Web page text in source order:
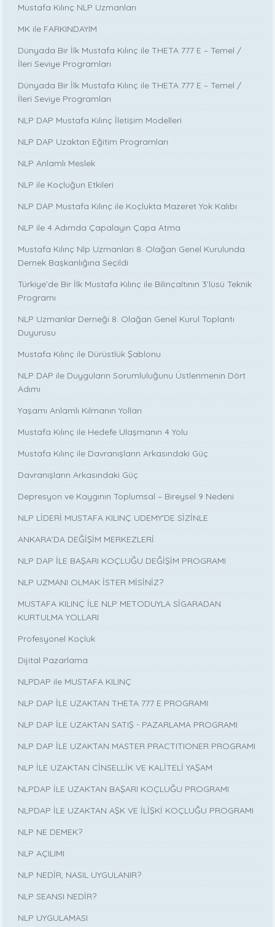
Mustafa Kılınç NLP Uzmanları
MK ile FARKINDAYIM
Dünyada Bir İlk Mustafa Kılınç ile THETA 777 E – Temel /
İleri Seviye Programları
Dünyada Bir İlk Mustafa Kılınç ile THETA 777 E – Temel /
İleri Seviye Programları
NLP DAP Mustafa Kılınç İletişim Modelleri
NLP DAP Uzaktan Eğitim Programları
NLP Anlamlı Meslek
NLP ile Koçluğun Etkileri
NLP DAP Mustafa Kılınç ile Koçlukta Mazeret Yok Kalıbı
NLP ile 4 Adımda Çapalayın Çapa Atma
Mustafa Kılınç Nlp Uzmanları 8. Olağan Genel Kurulunda
Dernek Başkanlığına Seçildi
Türkiye’de Bir İlk Mustafa Kılınç ile Bilinçaltının 3’lüsü Teknik
Programı
NLP Uzmanlar Derneği 8. Olağan Genel Kurul Toplantı
Duyurusu
Mustafa Kılınç ile Dürüstlük Şablonu
NLP DAP ile Duyguların Sorumluluğunu Üstlenmenin Dört
Adımı
Yaşamı Anlamlı Kılmanın Yolları
Mustafa Kılınç ile Hedefe Ulaşmanın 4 Yolu
Mustafa Kılınç ile Davranışların Arkasındaki Güç
Davranışların Arkasındaki Güç
Depresyon ve Kaygının Toplumsal – Bireysel 9 Nedeni
NLP LİDERİ MUSTAFA KILINÇ UDEMY'DE SİZİNLE
ANKARA’DA DEĞİŞİM MERKEZLERİ
NLP DAP İLE BAŞARI KOÇLUĞU DEĞİŞİM PROGRAMI
NLP UZMANI OLMAK İSTER MİSİNİZ?
MUSTAFA KILINÇ İLE NLP METODUYLA SİGARADAN
KURTULMA YOLLARI
Profesyonel Koçluk
Dijital Pazarlama
NLPDAP ile MUSTAFA KILINÇ
NLP DAP İLE UZAKTAN THETA 777 E PROGRAMI
NLP DAP İLE UZAKTAN SATIŞ - PAZARLAMA PROGRAMI
NLP DAP İLE UZAKTAN MASTER PRACTITIONER PROGRAMI
NLP İLE UZAKTAN CİNSELLİK VE KALİTELİ YAŞAM
NLPDAP İLE UZAKTAN BAŞARI KOÇLUĞU PROGRAMI
NLPDAP İLE UZAKTAN AŞK VE İLİŞKİ KOÇLUĞU PROGRAMI
NLP NE DEMEK?
NLP AÇILIMI
NLP NEDİR, NASIL UYGULANIR?
NLP SEANSI NEDİR?
NLP UYGULAMASI